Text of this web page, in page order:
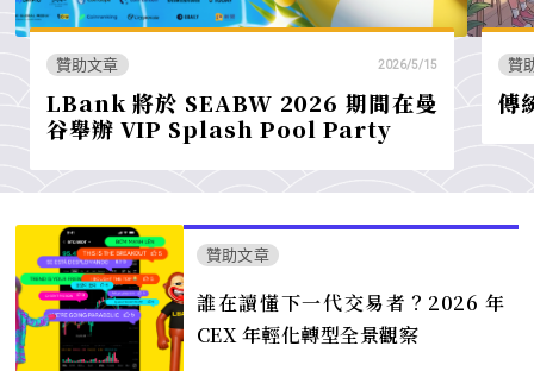
贊助文章 2026/5/15
LBank 將於 SEABW 2026 期間在曼
谷舉辦 VIP Splash Pool Party
贊
傳
贊助文章
誰在讀懂下一代交易者？2026 年
CEX 年輕化轉型全景觀察